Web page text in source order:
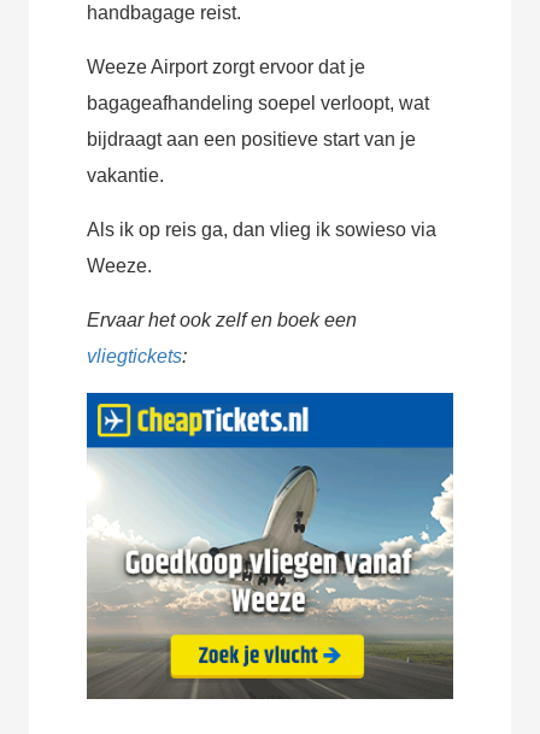
handbagage reist.
Weeze Airport zorgt ervoor dat je
bagageafhandeling soepel verloopt, wat
bijdraagt aan een positieve start van je
vakantie.
Als ik op reis ga, dan vlieg ik sowieso via
Weeze.
Ervaar het ook zelf en boek een
vliegtickets: